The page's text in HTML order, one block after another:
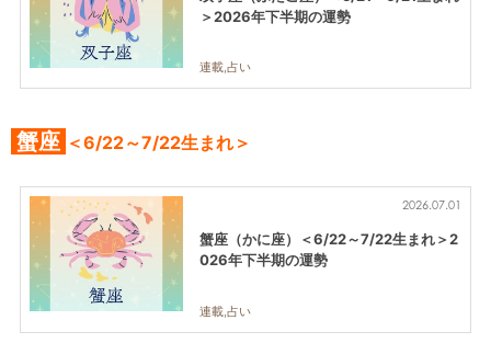
＞2026年下半期の運勢
連載,占い
蟹座 ＜6/22～7/22生まれ＞
2026.07.01
蟹座（かに座）＜6/22～7/22生まれ＞2
026年下半期の運勢
連載,占い